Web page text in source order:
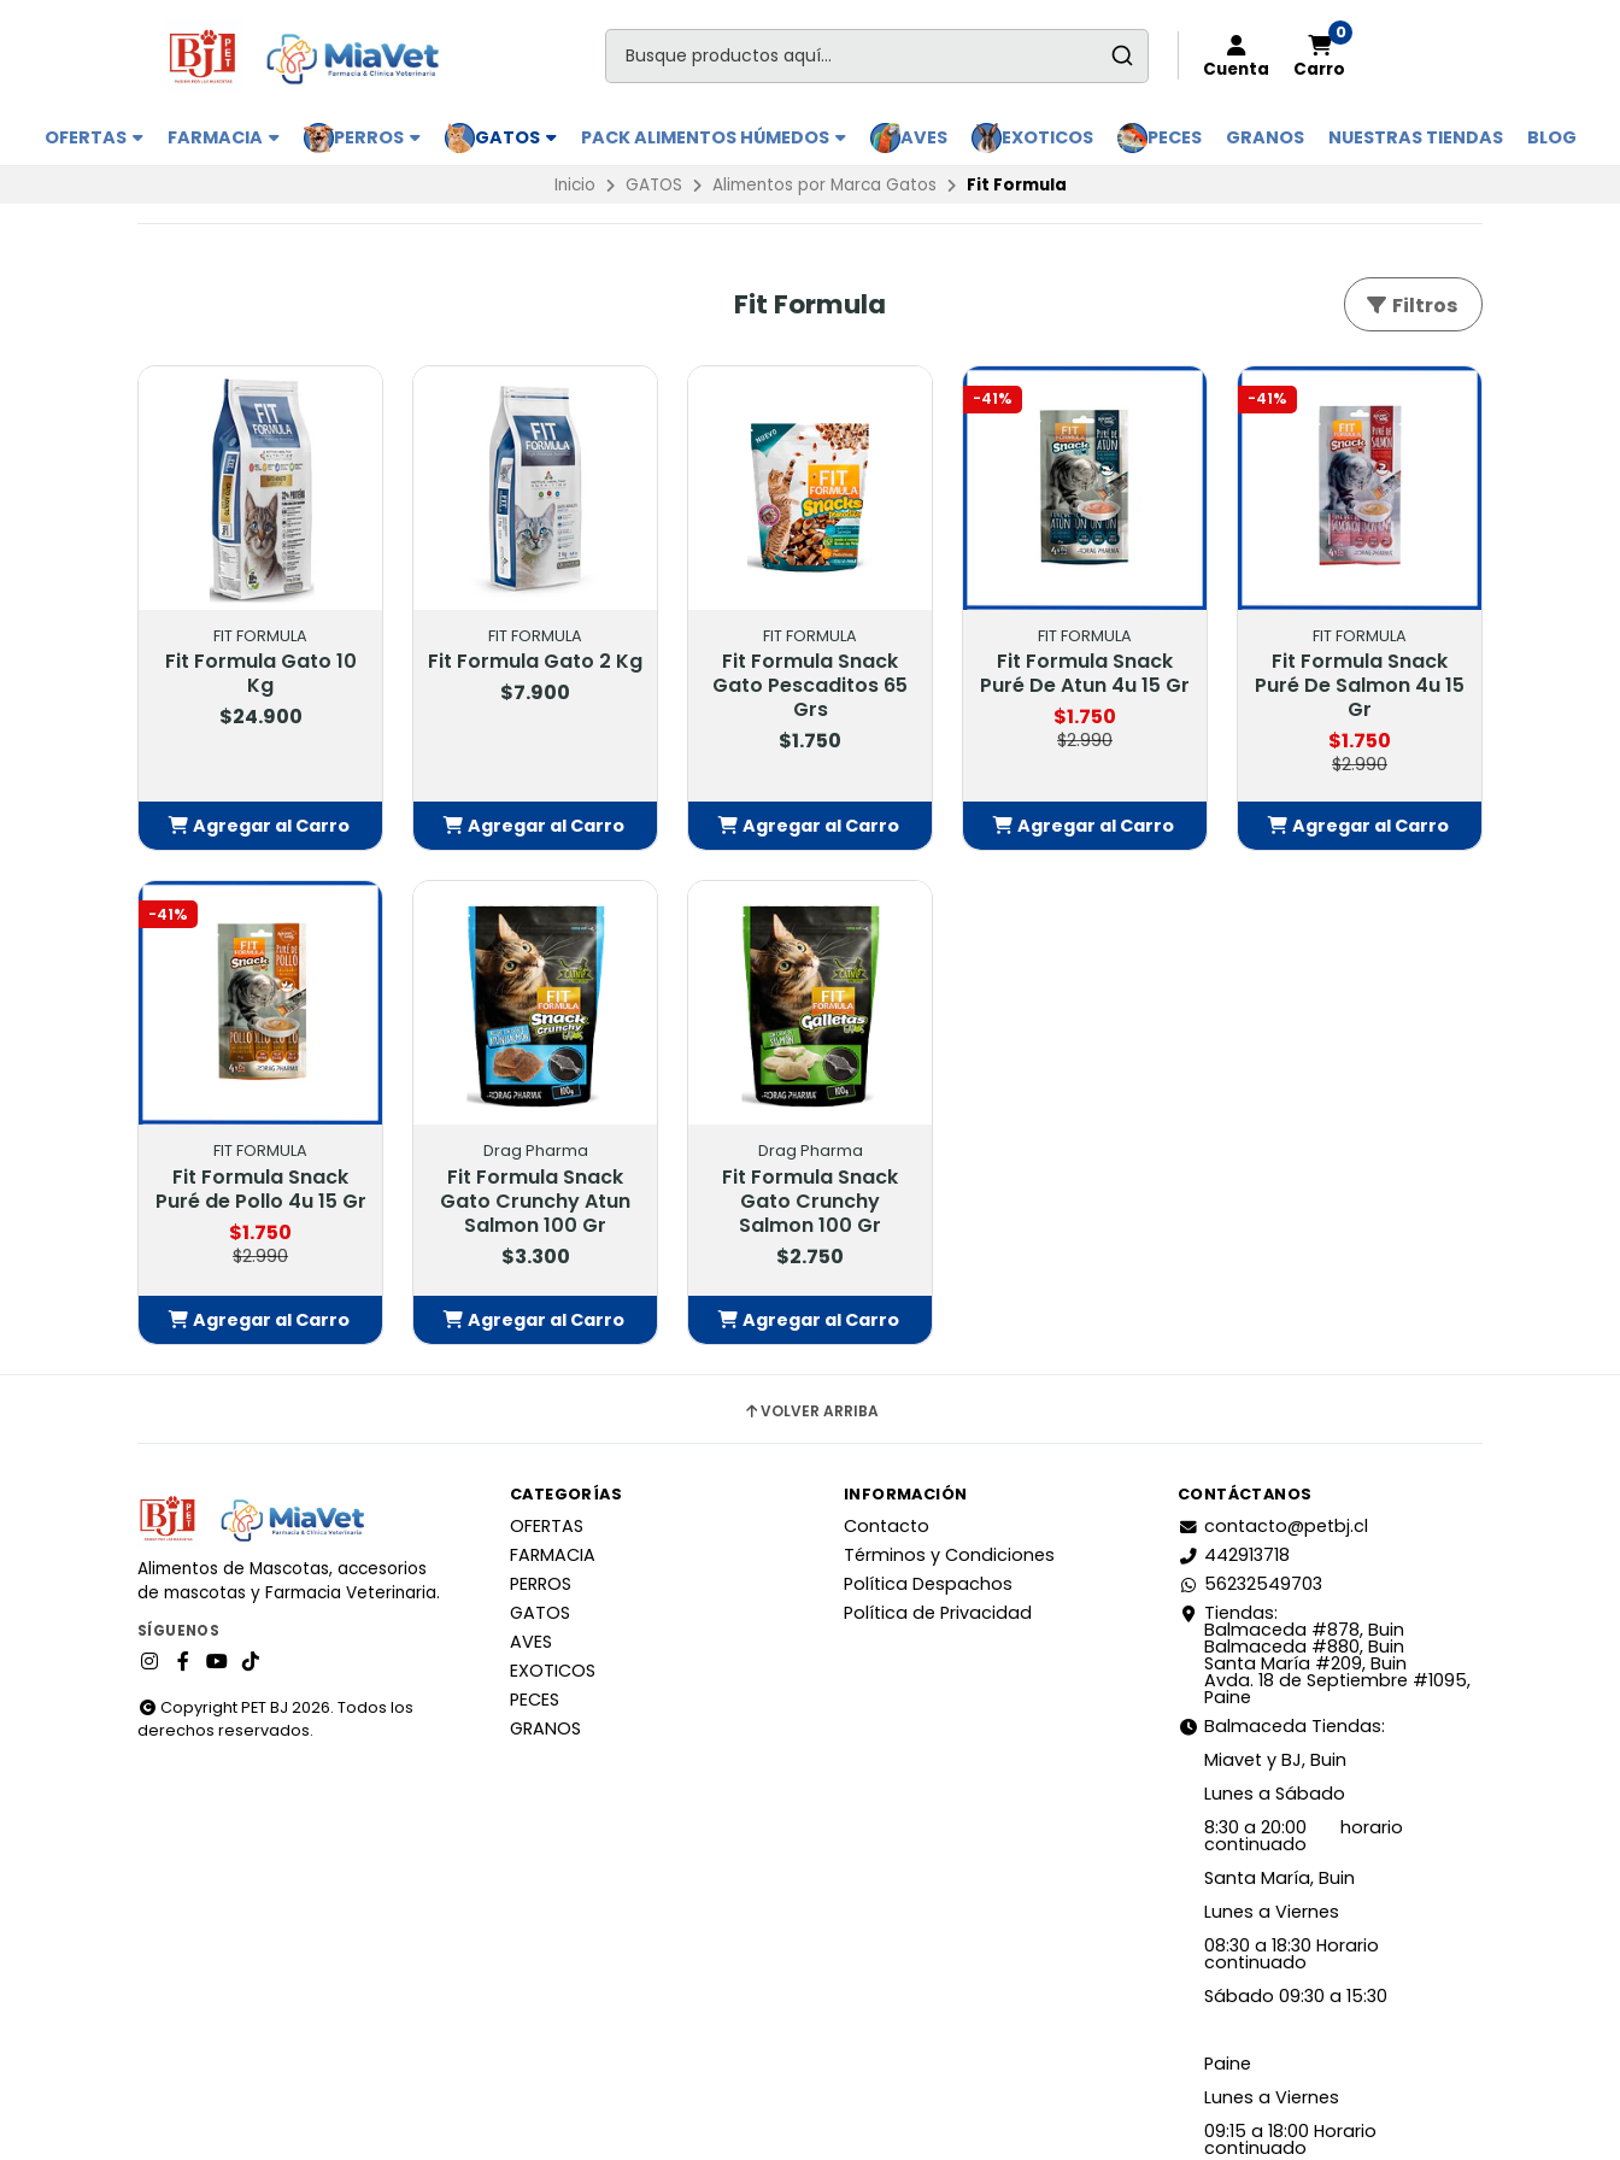
Cuenta
0
Carro
OFERTAS FARMACIA PERROS GATOS PACK ALIMENTOS HÚMEDOS AVES EXOTICOS PECES GRANOS NUESTRAS TIENDAS BLOG
Inicio GATOS Alimentos por Marca Gatos Fit Formula
Fit Formula Filtros
FIT FORMULA
Fit Formula Gato 10
Kg
$24.900
Agregar al Carro
Añadido
FIT FORMULA
Fit Formula Gato 2 Kg
$7.900
Agregar al Carro
Añadido
FIT FORMULA
Fit Formula Snack
Gato Pescaditos 65
Grs
$1.750
Agregar al Carro
Añadido
-41%
FIT FORMULA
Fit Formula Snack
Puré De Atun 4u 15 Gr
$1.750
$2.990
Agregar al Carro
-41%
FIT FORMULA
Fit Formula Snack
Puré De Salmon 4u 15
Gr
$1.750
$2.990
Agregar al Carro
-41%
FIT FORMULA
Fit Formula Snack
Puré de Pollo 4u 15 Gr
$1.750
$2.990
Agregar al Carro
Drag Pharma
Fit Formula Snack
Gato Crunchy Atun
Salmon 100 Gr
$3.300
Agregar al Carro
Drag Pharma
Fit Formula Snack
Gato Crunchy
Salmon 100 Gr
$2.750
Agregar al Carro
VOLVER ARRIBA
Alimentos de Mascotas, accesorios
de mascotas y Farmacia Veterinaria.
SÍGUENOS
Copyright PET BJ 2026. Todos los
derechos reservados.
CATEGORÍAS
OFERTAS
FARMACIA
PERROS
GATOS
AVES
EXOTICOS
PECES
GRANOS
INFORMACIÓN
Contacto
Términos y Condiciones
Política Despachos
Política de Privacidad
CONTÁCTANOS
contacto@petbj.cl
442913718
56232549703
Tiendas:
Balmaceda #878, Buin
Balmaceda #880, Buin
Santa María #209, Buin
Avda. 18 de Septiembre #1095,
Paine
Balmaceda Tiendas:
Miavet y BJ, Buin
Lunes a Sábado
8:30 a 20:00 horario
continuado
Santa María, Buin
Lunes a Viernes
08:30 a 18:30 Horario
continuado
Sábado 09:30 a 15:30
Paine
Lunes a Viernes
09:15 a 18:00 Horario
continuado